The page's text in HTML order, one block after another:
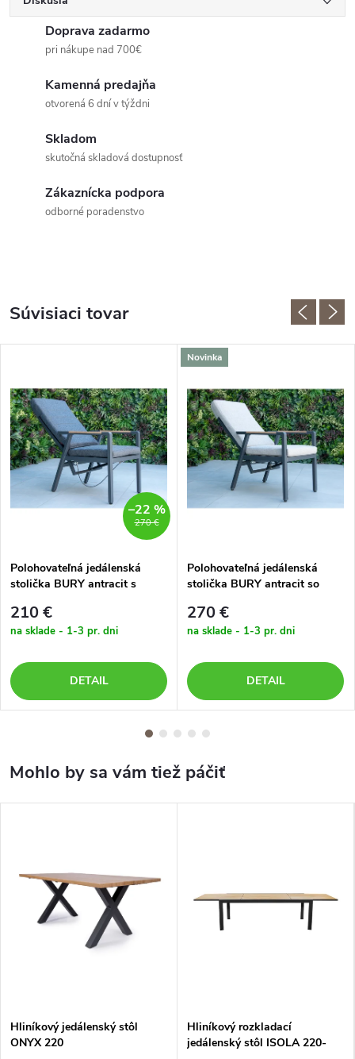
Doprava zadarmo
pri nákupe nad 700€
Kamenná predajňa
otvorená 6 dní v týždni
Skladom
skutočná skladová dostupnosť
Zákaznícka podpora
odborné poradenstvo
Súvisiaci tovar
270 €
–22 %
Polohovateľná jedálenská
stolička BURY antracit s
210 €
na sklade - 1-3 pr. dni
DETAIL
Novinka
Polohovateľná jedálenská
stolička BURY antracit so
270 €
na sklade - 1-3 pr. dni
DETAIL
Hliníkový jedálenský stôl
ONYX 220
Hliníkový rozkladací
jedálenský stôl ISOLA 220-